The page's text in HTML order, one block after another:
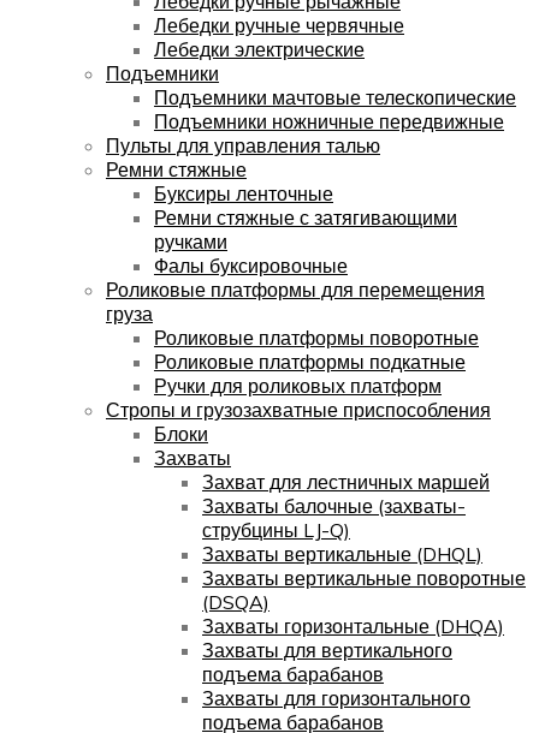
Лебедки ручные червячные
Лебедки электрические
Подъемники
Подъемники мачтовые телескопические
Подъемники ножничные передвижные
Пульты для управления талью
Ремни стяжные
Буксиры ленточные
Ремни стяжные с затягивающими
ручками
Фалы буксировочные
Роликовые платформы для перемещения
груза
Роликовые платформы поворотные
Роликовые платформы подкатные
Ручки для роликовых платформ
Стропы и грузозахватные приспособления
Блоки
Захваты
Захват для лестничных маршей
Захваты балочные (захваты-
струбцины LJ-Q)
Захваты вертикальные (DHQL)
Захваты вертикальные поворотные
(DSQA)
Захваты горизонтальные (DHQA)
Захваты для вертикального
подъема барабанов
Захваты для горизонтального
подъема барабанов